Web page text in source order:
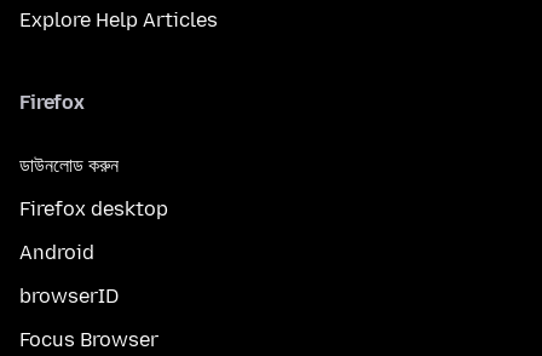
Explore Help Articles
Firefox
ডাউনলোড করুন
Firefox desktop
Android
browserID
Focus Browser